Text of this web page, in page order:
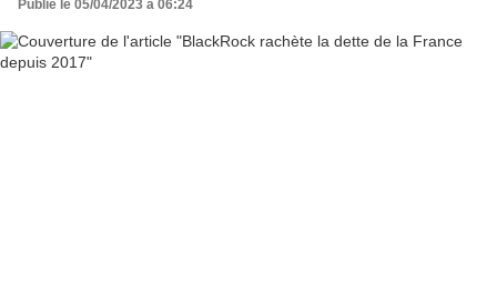
Publié le 05/04/2023 à 06:24